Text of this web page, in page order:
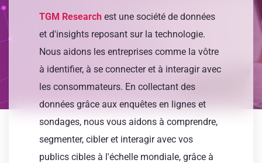
TGM Research est une société de données
et d'insights reposant sur la technologie.
Nous aidons les entreprises comme la vôtre
à identifier, à se connecter et à interagir avec
les consommateurs. En collectant des
données grâce aux enquêtes en lignes et
sondages, nous vous aidons à comprendre,
segmenter, cibler et interagir avec vos
publics cibles à l'échelle mondiale, grâce à